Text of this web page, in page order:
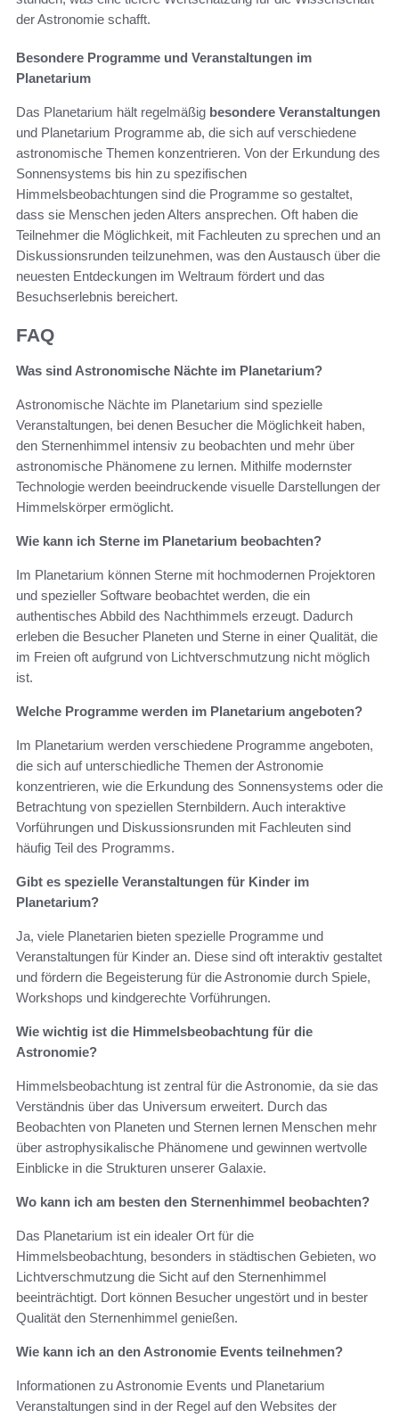
der Astronomie schafft.
Besondere Programme und Veranstaltungen im
Planetarium
Das Planetarium hält regelmäßig besondere Veranstaltungen
und Planetarium Programme ab, die sich auf verschiedene
astronomische Themen konzentrieren. Von der Erkundung des
Sonnensystems bis hin zu spezifischen
Himmelsbeobachtungen sind die Programme so gestaltet,
dass sie Menschen jeden Alters ansprechen. Oft haben die
Teilnehmer die Möglichkeit, mit Fachleuten zu sprechen und an
Diskussionsrunden teilzunehmen, was den Austausch über die
neuesten Entdeckungen im Weltraum fördert und das
Besuchserlebnis bereichert.
FAQ
Was sind Astronomische Nächte im Planetarium?
Astronomische Nächte im Planetarium sind spezielle
Veranstaltungen, bei denen Besucher die Möglichkeit haben,
den Sternenhimmel intensiv zu beobachten und mehr über
astronomische Phänomene zu lernen. Mithilfe modernster
Technologie werden beeindruckende visuelle Darstellungen der
Himmelskörper ermöglicht.
Wie kann ich Sterne im Planetarium beobachten?
Im Planetarium können Sterne mit hochmodernen Projektoren
und spezieller Software beobachtet werden, die ein
authentisches Abbild des Nachthimmels erzeugt. Dadurch
erleben die Besucher Planeten und Sterne in einer Qualität, die
im Freien oft aufgrund von Lichtverschmutzung nicht möglich
ist.
Welche Programme werden im Planetarium angeboten?
Im Planetarium werden verschiedene Programme angeboten,
die sich auf unterschiedliche Themen der Astronomie
konzentrieren, wie die Erkundung des Sonnensystems oder die
Betrachtung von speziellen Sternbildern. Auch interaktive
Vorführungen und Diskussionsrunden mit Fachleuten sind
häufig Teil des Programms.
Gibt es spezielle Veranstaltungen für Kinder im
Planetarium?
Ja, viele Planetarien bieten spezielle Programme und
Veranstaltungen für Kinder an. Diese sind oft interaktiv gestaltet
und fördern die Begeisterung für die Astronomie durch Spiele,
Workshops und kindgerechte Vorführungen.
Wie wichtig ist die Himmelsbeobachtung für die
Astronomie?
Himmelsbeobachtung ist zentral für die Astronomie, da sie das
Verständnis über das Universum erweitert. Durch das
Beobachten von Planeten und Sternen lernen Menschen mehr
über astrophysikalische Phänomene und gewinnen wertvolle
Einblicke in die Strukturen unserer Galaxie.
Wo kann ich am besten den Sternenhimmel beobachten?
Das Planetarium ist ein idealer Ort für die
Himmelsbeobachtung, besonders in städtischen Gebieten, wo
Lichtverschmutzung die Sicht auf den Sternenhimmel
beeinträchtigt. Dort können Besucher ungestört und in bester
Qualität den Sternenhimmel genießen.
Wie kann ich an den Astronomie Events teilnehmen?
Informationen zu Astronomie Events und Planetarium
Veranstaltungen sind in der Regel auf den Websites der